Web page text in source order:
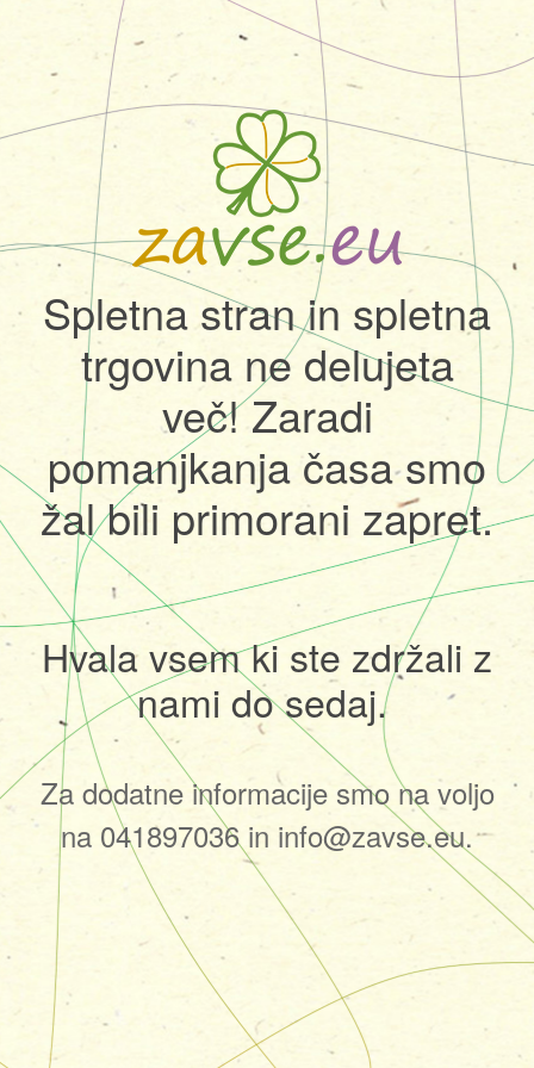
Spletna stran in spletna
trgovina ne delujeta
več! Zaradi
pomanjkanja časa smo
žal bili primorani zapret.
Hvala vsem ki ste zdržali z
nami do sedaj.
Za dodatne informacije smo na voljo
na 041897036 in info@zavse.eu.